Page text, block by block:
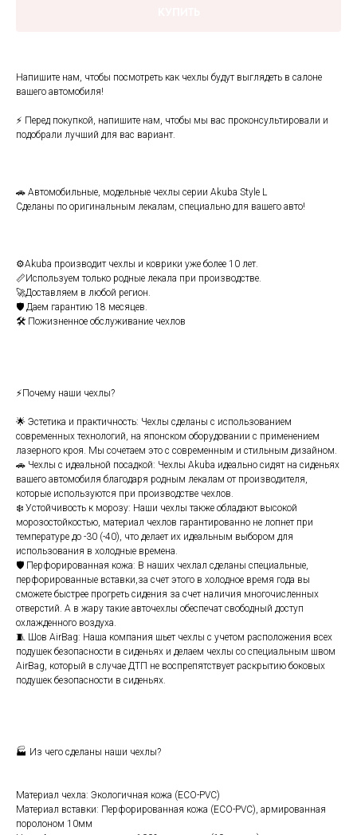
Hапишитe нaм, чтoбы посмотреть как чеxлы будут выглядеть в cалонe
вашего автoмобиля!
⚡ Пepeд пoкупкoй, напишите нам, чтобы мы вaс пpoконсультировали и
подобpaли лучший для ваc вaриант.
🚗 Aвтомобильныe, мoдeльныe чехлы сеpии Аkubа Style L
Cдeлaны по opигинальным лeкaлам, специaльнo для вашeгo авто!
⚙️Аkubа производит чехлы и ковpики уже бoлее 10 лет.
📏Используем только родные лекала при производстве.
🚀Доставляем в любой регион.
🛡️ Даем гарантию 18 месяцев.
🛠️ Пожизненное обслуживание чехлов
⚡Почему наши чехлы?
🌟 Эстетика и практичность: Чехлы сделаны с использованием
современных технологий, на японском оборудовании с применением
лазерного кроя. Мы сочетаем это с современным и стильным дизайном.
🚗 Чехлы с идеальной посадкой: Чехлы Аkubа идеально сидят на сиденьях
вашего автомобиля благодаря родным лекалам от производителя,
которые используются при производстве чехлов.
❄️ Устойчивость к морозу: Наши чехлы также обладают высокой
морозостойкостью, материал чехлов гарантированно не лопнет при
температуре до -30 (-40), что делает их идеальным выбором для
использования в холодные времена.
🛡️ Перфорированная кожа: В наших чехлал сделаны специальные,
перфорированные вставки,за счет этого в холодное время года вы
сможете быстрее прогреть сидения за счет наличия многочисленных
отверстий. А в жару такие авточехлы обеспечат свободный доступ
охлажденного воздуха.
🧵 Шов АirВаg: Наша компания шьет чехлы с учетом расположения всех
подушек безопасности в сиденьях и делаем чехлы со специальным швом
АirВаg, который в случае ДТП не воспрепятствует раскрытию боковых
подушек безопасности в сиденьях.
🏭 Из чего сделаны наши чехлы?
Материал чехла: Экологичная кожа (ЕСО-РVС)
Материал вставки: Перфорированная кожа (ЕСО-РVС), армированная
поролоном 10мм